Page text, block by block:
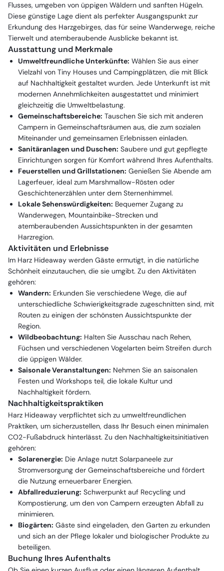
Flusses, umgeben von üppigen Wäldern und sanften Hügeln.
Diese günstige Lage dient als perfekter Ausgangspunkt zur
Erkundung des Harzgebirges, das für seine Wanderwege, reiche
Tierwelt und atemberaubende Ausblicke bekannt ist.
Ausstattung und Merkmale
Umweltfreundliche Unterkünfte: Wählen Sie aus einer
Vielzahl von Tiny Houses und Campingplätzen, die mit Blick
auf Nachhaltigkeit gestaltet wurden. Jede Unterkunft ist mit
modernen Annehmlichkeiten ausgestattet und minimiert
gleichzeitig die Umweltbelastung.
Gemeinschaftsbereiche: Tauschen Sie sich mit anderen
Campern in Gemeinschaftsräumen aus, die zum sozialen
Miteinander und gemeinsamen Erlebnissen einladen.
Sanitäranlagen und Duschen: Saubere und gut gepflegte
Einrichtungen sorgen für Komfort während Ihres Aufenthalts.
Feuerstellen und Grillstationen: Genießen Sie Abende am
Lagerfeuer, ideal zum Marshmallow-Rösten oder
Geschichtenerzählen unter dem Sternenhimmel.
Lokale Sehenswürdigkeiten: Bequemer Zugang zu
Wanderwegen, Mountainbike-Strecken und
atemberaubenden Aussichtspunkten in der gesamten
Harzregion.
Aktivitäten und Erlebnisse
Im Harz Hideaway werden Gäste ermutigt, in die natürliche
Schönheit einzutauchen, die sie umgibt. Zu den Aktivitäten
gehören:
Wandern: Erkunden Sie verschiedene Wege, die auf
unterschiedliche Schwierigkeitsgrade zugeschnitten sind, mit
Routen zu einigen der schönsten Aussichtspunkte der
Region.
Wildbeobachtung: Halten Sie Ausschau nach Rehen,
Füchsen und verschiedenen Vogelarten beim Streifen durch
die üppigen Wälder.
Saisonale Veranstaltungen: Nehmen Sie an saisonalen
Festen und Workshops teil, die lokale Kultur und
Nachhaltigkeit fördern.
Nachhaltigkeitspraktiken
Harz Hideaway verpflichtet sich zu umweltfreundlichen
Praktiken, um sicherzustellen, dass Ihr Besuch einen minimalen
CO2-Fußabdruck hinterlässt. Zu den Nachhaltigkeitsinitiativen
gehören:
Solarenergie: Die Anlage nutzt Solarpaneele zur
Stromversorgung der Gemeinschaftsbereiche und fördert
die Nutzung erneuerbarer Energien.
Abfallreduzierung: Schwerpunkt auf Recycling und
Kompostierung, um den von Campern erzeugten Abfall zu
minimieren.
Biogärten: Gäste sind eingeladen, den Garten zu erkunden
und sich an der Pflege lokaler und biologischer Produkte zu
beteiligen.
Buchung Ihres Aufenthalts